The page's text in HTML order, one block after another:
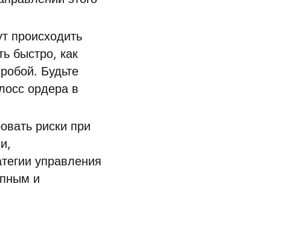
происходить
быстро, как
Будьте
ордера в
риски при
управления
и